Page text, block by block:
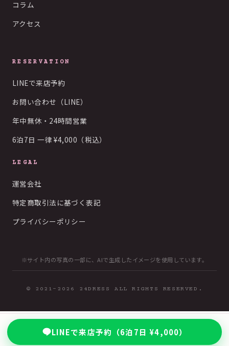
コラム
アクセス
RESERVATION
LINEで来店予約
お問い合わせ（LINE）
年中無休・24時間営業
6泊7日 一律 ¥4,000（税込）
LEGAL
運営会社
特定商取引法に基づく表記
プライバシーポリシー
※サイト内の写真の一部に、AIで生成したイメージを使用しています。
© 2021-2026 24DRESS ALL RIGHTS RESERVED.
LINEで来店予約（6泊7日 ¥4,000）